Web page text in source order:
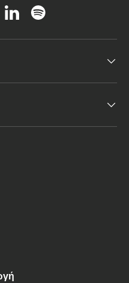
LinkedInSpotify